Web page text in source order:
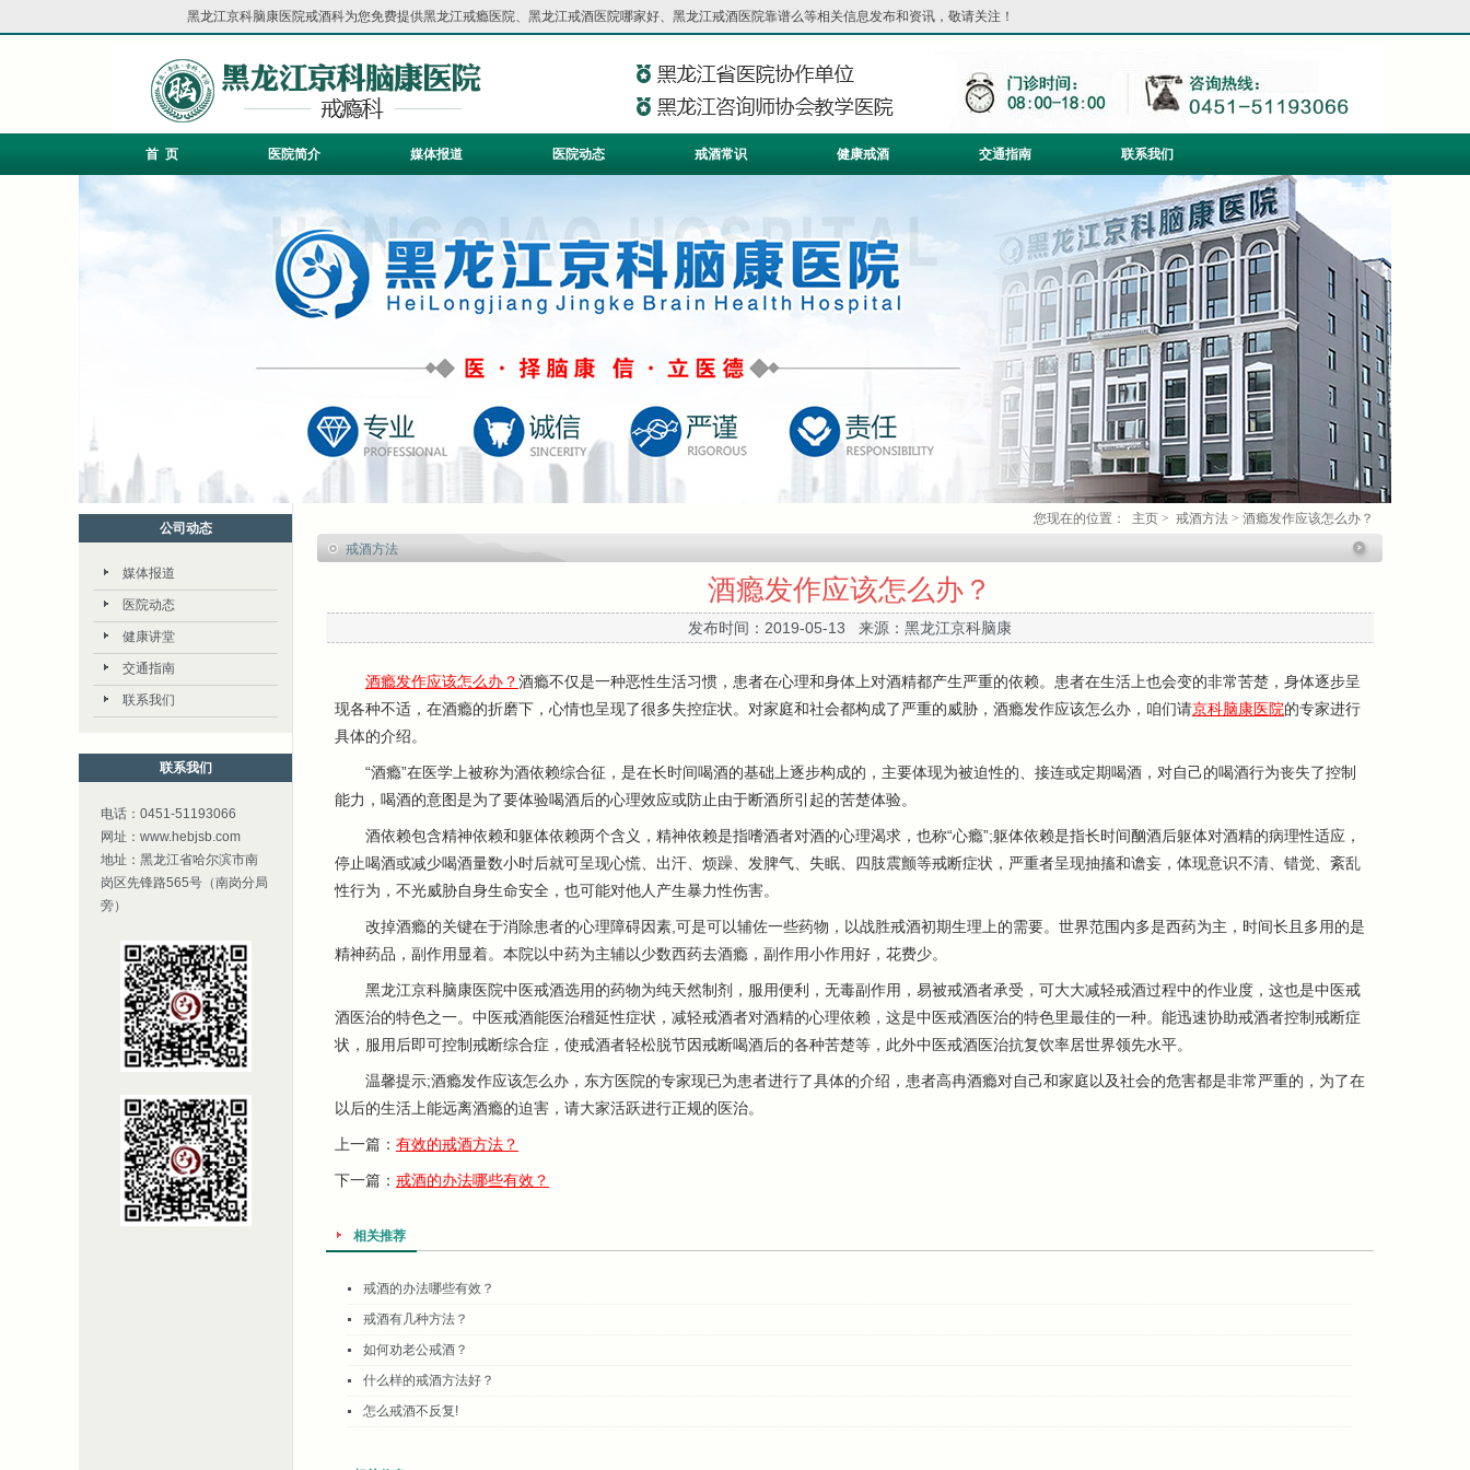
黑龙江京科脑康医院戒酒科为您免费提供黑龙江戒瘾医院、 黑龙江戒酒医院哪家好、 黑龙江戒酒医院靠谱么等相关信息发布和资讯，敬请关注！
首 页 医院简介 媒体报道 医院动态 戒酒常识 健康戒酒 交通指南 联系我们
公司动态
媒体报道
医院动态
健康讲堂
交通指南
联系我们
联系我们
电话：0451-51193066
网址：www.hebjsb.com
地址：黑龙江省哈尔滨市南
岗区先锋路565号（南岗分局
旁）
您现在的位置： 主页 > 戒酒方法 > 酒瘾发作应该怎么办？
戒酒方法
酒瘾发作应该怎么办？
发布时间：2019-05-13 来源：黑龙江京科脑康
酒瘾发作应该怎么办？酒瘾不仅是一种恶性生活习惯，患者在心理和身体上对酒精都产生严重的依赖。患者在生活上也会变的非常苦楚，身体逐步呈
现各种不适，在酒瘾的折磨下，心情也呈现了很多失控症状。对家庭和社会都构成了严重的威胁，酒瘾发作应该怎么办，咱们请京科脑康医院的专家进行
具体的介绍。
“酒瘾”在医学上被称为酒依赖综合征，是在长时间喝酒的基础上逐步构成的，主要体现为被迫性的、接连或定期喝酒，对自己的喝酒行为丧失了控制
能力，喝酒的意图是为了要体验喝酒后的心理效应或防止由于断酒所引起的苦楚体验。
酒依赖包含精神依赖和躯体依赖两个含义，精神依赖是指嗜酒者对酒的心理渴求，也称“心瘾”;躯体依赖是指长时间酗酒后躯体对酒精的病理性适应，
停止喝酒或减少喝酒量数小时后就可呈现心慌、出汗、烦躁、发脾气、失眠、四肢震颤等戒断症状，严重者呈现抽搐和谵妄，体现意识不清、错觉、紊乱
性行为，不光威胁自身生命安全，也可能对他人产生暴力性伤害。
改掉酒瘾的关键在于消除患者的心理障碍因素,可是可以辅佐一些药物，以战胜戒酒初期生理上的需要。世界范围内多是西药为主，时间长且多用的是
精神药品，副作用显着。本院以中药为主辅以少数西药去酒瘾，副作用小作用好，花费少。
黑龙江京科脑康医院中医戒酒选用的药物为纯天然制剂，服用便利，无毒副作用，易被戒酒者承受，可大大减轻戒酒过程中的作业度，这也是中医戒
酒医治的特色之一。中医戒酒能医治稽延性症状，减轻戒酒者对酒精的心理依赖，这是中医戒酒医治的特色里最佳的一种。能迅速协助戒酒者控制戒断症
状，服用后即可控制戒断综合症，使戒酒者轻松脱节因戒断喝酒后的各种苦楚等，此外中医戒酒医治抗复饮率居世界领先水平。
温馨提示;酒瘾发作应该怎么办，东方医院的专家现已为患者进行了具体的介绍，患者高冉酒瘾对自己和家庭以及社会的危害都是非常严重的，为了在
以后的生活上能远离酒瘾的迫害，请大家活跃进行正规的医治。
上一篇： 有效的戒酒方法？
下一篇： 戒酒的办法哪些有效？
相关推荐
戒酒的办法哪些有效？
戒酒有几种方法？
如何劝老公戒酒？
什么样的戒酒方法好？
怎么戒酒不反复!